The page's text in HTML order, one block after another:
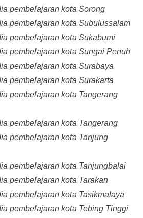
pembelajaran kota Sorong
pembelajaran kota Subulussalam
pembelajaran kota Sukabumi
pembelajaran kota Sungai Penuh
pembelajaran kota Surabaya
pembelajaran kota Surakarta
pembelajaran kota Tangerang
pembelajaran kota Tangerang
pembelajaran kota Tanjung
pembelajaran kota Tanjungbalai
pembelajaran kota Tarakan
pembelajaran kota Tasikmalaya
pembelajaran kota Tebing Tinggi